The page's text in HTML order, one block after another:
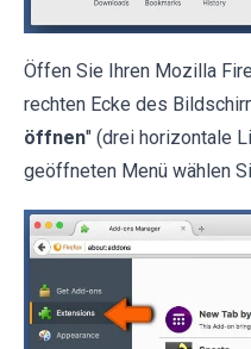
Öffen Sie Ihren Mozilla
rechten Ecke des
öffnen" (drei horizontale
geöffneten Menü wählen